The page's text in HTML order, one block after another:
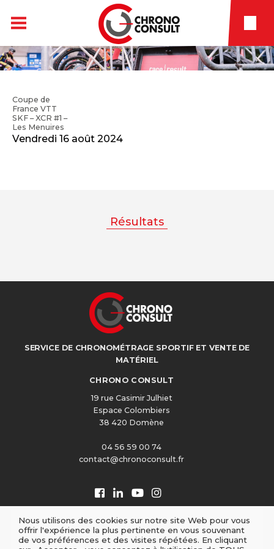
Coupe de
France VTT
SKF – XCR #1 –
Les Menuires
Vendredi 16 août 2024
Résultats
SERVICE DE CHRONOMÉTRAGE SPORTIF ET VENTE DE
MATÉRIEL
CHRONO CONSULT
19 rue Casimir Julhiet
Espace Colombiers
38 420 Domène
04 56 59 00 74
contact@chronoconsult.fr
Nous utilisons des cookies sur notre site Web pour vous
offrir l'expérience la plus pertinente en vous souvenant
de vos préférences et des visites répétées. En cliquant